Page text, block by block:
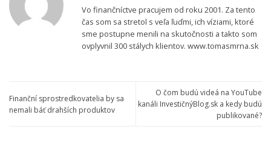
Vo finančníctve pracujem od roku 2001. Za tento
čas som sa stretol s veľa ľuďmi, ich víziami, ktoré
sme postupne menili na skutočnosti a takto som
ovplyvnil 300 stálych klientov. www.tomasmrna.sk
Finanční sprostredkovatelia by sa
nemali báť drahších produktov
O čom budú videá na YouTube
kanáli InvestičnýBlog.sk a kedy budú
publikované?